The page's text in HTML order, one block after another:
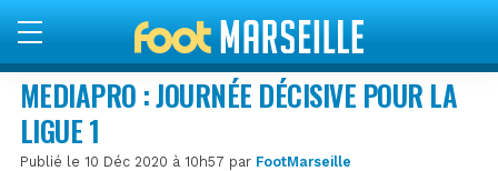
MEDIAPRO : JOURNÉE DÉCISIVE POUR LA
LIGUE 1
Publié le 10 Déc 2020 à 10h57 par FootMarseille